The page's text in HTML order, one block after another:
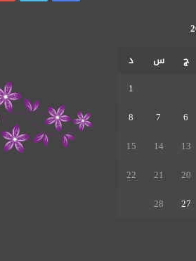
ج س
د
1
6
7
8
13
14
15
20
21
22
27
28